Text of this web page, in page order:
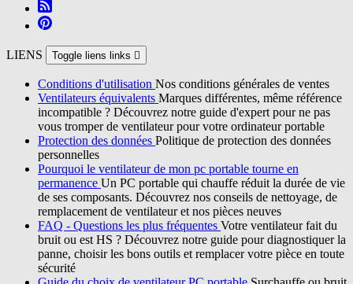
LIENS Toggle liens links 
Conditions d'utilisation Nos conditions générales de ventes
Ventilateurs équivalents Marques différentes, même référence
incompatible ? Découvrez notre guide d'expert pour ne pas
vous tromper de ventilateur pour votre ordinateur portable
Protection des données Politique de protection des données
personnelles
Pourquoi le ventilateur de mon pc portable tourne en
permanence Un PC portable qui chauffe réduit la durée de vie
de ses composants. Découvrez nos conseils de nettoyage, de
remplacement de ventilateur et nos pièces neuves
FAQ - Questions les plus fréquentes Votre ventilateur fait du
bruit ou est HS ? Découvrez notre guide pour diagnostiquer la
panne, choisir les bons outils et remplacer votre pièce en toute
sécurité